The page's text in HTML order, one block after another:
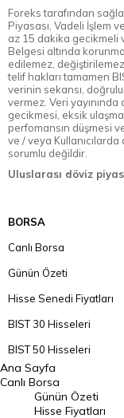
Foreks tarafından
Piyasası, Vadeli İşlem
az 15 dakika gecikmeli
Belgesi altında
edilemez,
telif hakları tamamen
verinin sekansı,
vermez. Veri
gecikmesi, eksik
perfomansın düşmesi
ve / veya
sorumlu değildir.
Uluslarası döviz
BORSA
Canlı Borsa
Günün Özeti
Hisse Senedi Fiyatları
BIST 30 Hisseleri
BIST 50 Hisseleri
BIST 100 Hisseleri
En Çok Artan Hisseler
Ana Sayfa
Canlı Borsa
Günün Özeti
Hisse Fiyatları